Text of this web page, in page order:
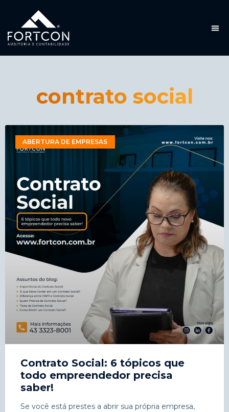
contrato social
ABERTURA DE EMPRESAS
Contrato Social: 6 tópicos que
todo empreendedor precisa
saber!
Se você está prestes a abrir sua própria empresa,